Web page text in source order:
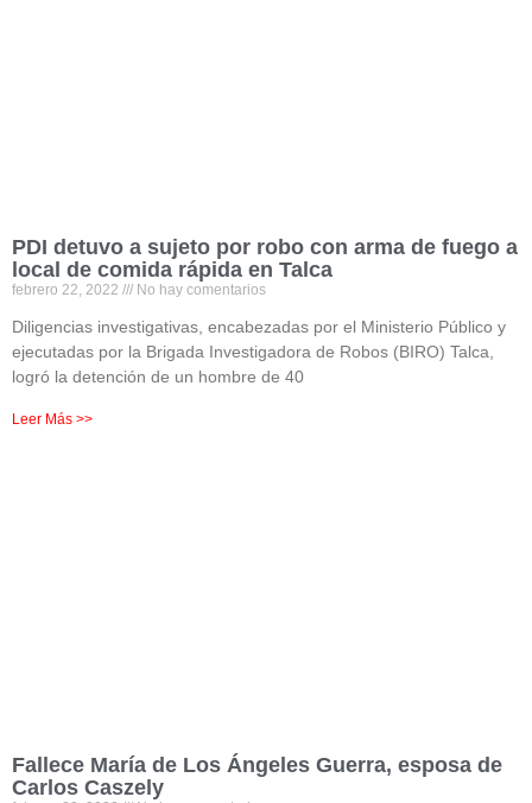
PDI detuvo a sujeto por robo con arma de fuego a
local de comida rápida en Talca
febrero 22, 2022 No hay comentarios
Diligencias investigativas, encabezadas por el Ministerio Público y
ejecutadas por la Brigada Investigadora de Robos (BIRO) Talca,
logró la detención de un hombre de 40
Leer Más >>
Fallece María de Los Ángeles Guerra, esposa de
Carlos Caszely